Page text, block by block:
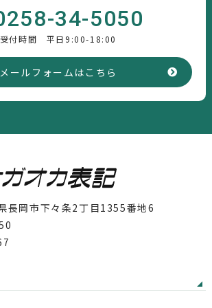
34-5050
受付時間 平日9:00-18:00
メールフォームはこちら
長岡市下々条2丁目1355番地6